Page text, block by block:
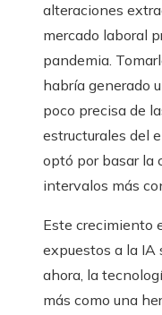
alteraciones
mercado laboral
pandemia.
habría generado
poco precisa de
estructurales del
optó por basar la
intervalos más
Este crecimiento
expuestos a la IA
ahora, la
más como una